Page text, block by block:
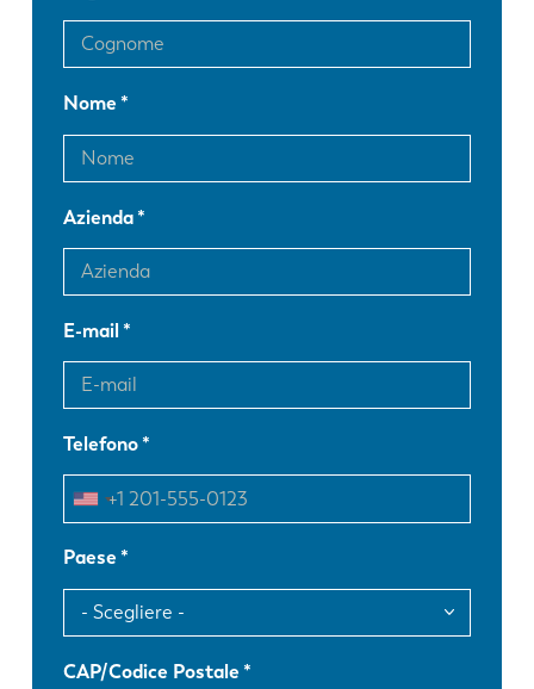
Nome
Azienda
E-mail
Telefono
Paese
CAP/Codice Postale